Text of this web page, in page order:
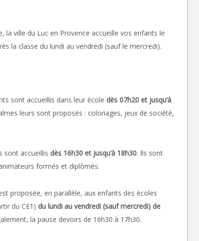
la ville du Luc en Provence accueille vos enfants le
la classe du lundi au vendredi (sauf le mercredi).
sont accueillis dans leur école dès 07h20 et jusqu’à
leurs sont proposés : coloriages, jeux de société,
sont accueillis dès 16h30 et jusqu’à 18h30. Ils sont
formés et diplômés.
proposée, en parallèle, aux enfants des écoles
du CE1) du lundi au vendredi (sauf mercredi) de
la pause devoirs de 16h30 à 17h30.